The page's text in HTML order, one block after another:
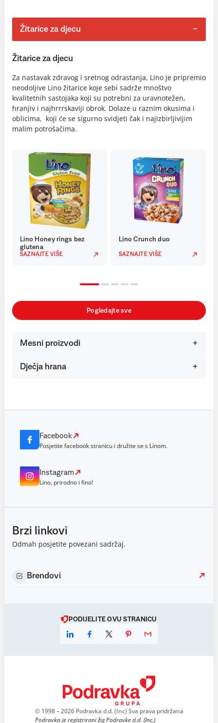
Žitarice za djecu
Žitarice za djecu
Za nastavak zdravog i sretnog odrastanja, Lino je pripremio
neodoljive Lino žitarice koje sebi sadrže mnoštvo
kvalitetnih sastojaka koji su potrebni za uravnotežen,
hranjiv i najhrrrskaviji obrok. Dolaze u raznim okusima i
oblicima, koji će se sigurno svidjeti čak i najizbirljivijim
malim potrošačima.
Lino Honey rings bez
glutena
SAZNAJTE VIŠE
Lino Crunch duo
SAZNAJTE VIŠE
Pogledajte sve
Mesni proizvodi
Dječja hrana
Facebook
Posjetite facebook stranicu i družite se s Linom.
Instagram
Lino, prirodno i fino!
Brzi linkovi
Odmah posjetite povezani sadržaj.
Brendovi
PODIJELITE OVU STRANICU
© 1998 – 2026 Podravka d.d. (Inc) Sva prava pridržana
Podravka je registrirani žig Podravke d.d. (Inc.)